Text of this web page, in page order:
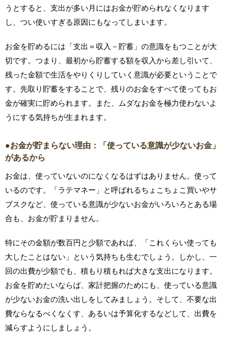
うとすると、支出が多い月にはお金が貯められなくなります
し、つい使いすぎる原因にもなってしまいます。
お金を貯めるには「支出＝収入－貯蓄」の意識をもつことが大
切です。つまり、最初から貯蓄する額を収入から差し引いて、
残った金額で生活をやりくりしていく意識が必要ということで
す。先取り貯蓄をすることで、残りのお金をすべて使ってもお
金が確実に貯められます。また、ムダなお金を極力使わないよ
うにする気持ちが生まれます。
●お金が貯まらない理由：「使っている意識が少ないお金」
があるから
お金は、使っていないのになくなるはずはありません。使って
いるのです。「ラテマネー」と呼ばれるちょこちょこ買いやサ
ブスクなど、使っている意識が少ないお金がいろいろとある場
合も、お金が貯まりません。
特にその金額が数百円と少額であれば、「これくらい使っても
大したことはない」という気持ちも生むでしょう。しかし、一
回の出費が少額でも、積もり積もれば大きな支出になります。
お金を貯めたいならば、家計把握のためにも、使っている意識
が少ないお金の洗い出しをしてみましょう。そして、不要な出
費ならなるべくなくす、あるいは予算化するなどして、出費を
減らすようにしましょう。